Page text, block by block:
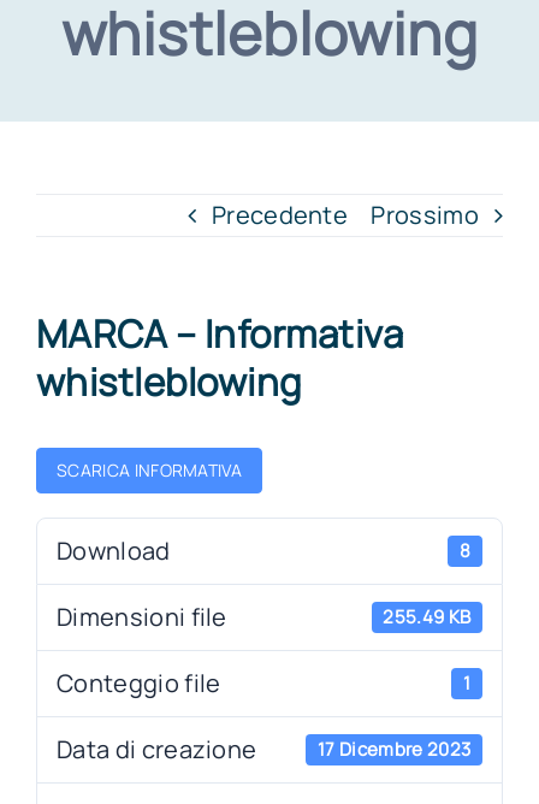
whistleblowing
Precedente Prossimo
MARCA – Informativa
whistleblowing
SCARICA INFORMATIVA
Download 8
Dimensioni file 255.49 KB
Conteggio file 1
Data di creazione 17 Dicembre 2023